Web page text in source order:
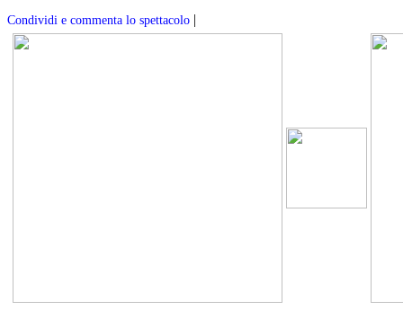
Condividi e commenta lo spettacolo |